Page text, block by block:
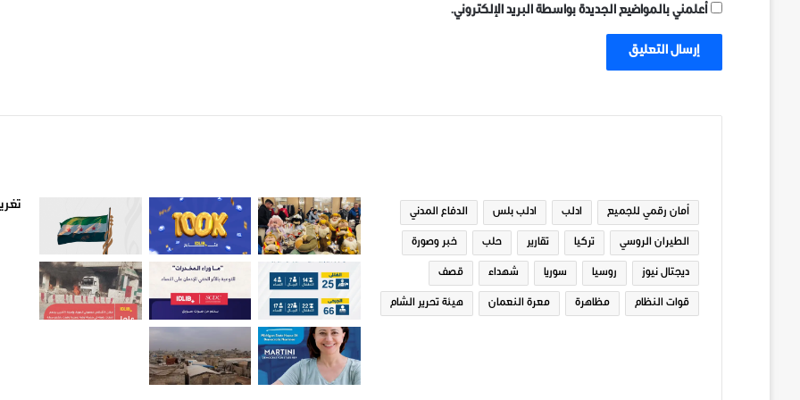
أعلمني بالمواضيع الجديدة بواسطة البريد الإلكتروني.
أمان رقمي للجميع ادلب ادلب بلس الدفاع المدني
الطيران الروسي تركيا تقارير حلب خبر وصورة
ديجتال نيوز روسيا سوريا شهداء قصف
قوات النظام مظاهرة معرة النعمان هيئة تحرير الشام